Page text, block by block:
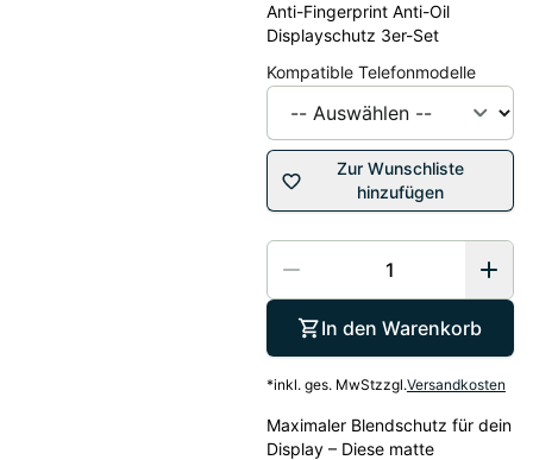
Anti-Fingerprint Anti-Oil
Displayschutz 3er-Set
Kompatible Telefonmodelle
Zur Wunschliste
hinzufügen
In den Warenkorb
*inkl. ges. MwStzzgl.Versandkosten
Maximaler Blendschutz für dein
Display – Diese matte